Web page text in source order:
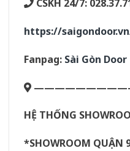
CSKH 24/7:
https://
Fanpag: Sài Gòn Door
HỆ THỐNG
*SHOWROOM QUẬN